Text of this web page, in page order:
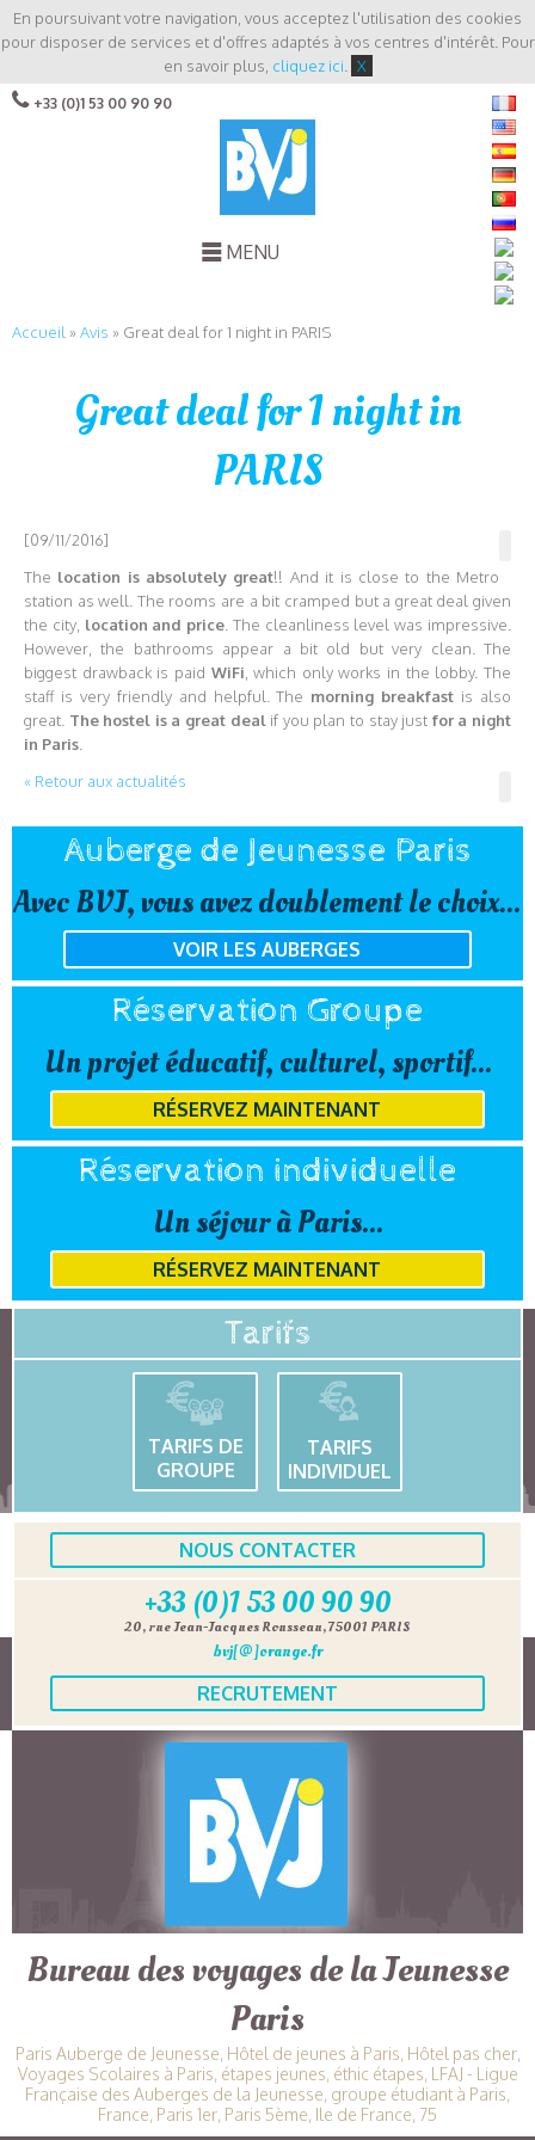
En poursuivant votre navigation, vous acceptez l'utilisation des cookies
pour disposer de services et d'offres adaptés à vos centres d'intérêt. Pour
en savoir plus, cliquez ici X
+33 (0)1 53 00 90 90
MENU
Accueil »Avis » Great deal for 1 night in PARIS
Great deal for 1 night in
PARIS
[09/11/2016]
The location is absolutely great!! And it is close to the Metro
station as well. The rooms are a bit cramped but a great deal given
the city, location and price. The cleanliness level was impressive.
However, the bathrooms appear a bit old but very clean. The
biggest drawback is paid WiFi, which only works in the lobby. The
staff is very friendly and helpful. The morning breakfast is also
great. The hostel is a great dealif you plan to stay just for a night
in Paris.
« Retour aux actualités
Auberge de Jeunesse Paris
Avec BVJ, vous avez doublement le choix...
VOIR LES AUBERGES
Réservation Groupe
Un projet éducatif, culturel, sportif...
RÉSERVEZ MAINTENANT
Réservation individuelle
Un séjour à Paris...
RÉSERVEZ MAINTENANT
Tarifs
TARIFS DE
GROUPE
TARIFS
INDIVIDUEL
NOUS CONTACTER
+33 (0)1 53 00 90 90
20, rue Jean-Jacques Rousseau, 75001 PARIS
bvj[@]orange.fr
RECRUTEMENT
Bureau des voyages de la Jeunesse
Paris
Paris Auberge de Jeunesse, Hôtel de jeunes à Paris, Hôtel pas cher,
Voyages Scolaires à Paris, étapes jeunes, éthic étapes, LFAJ - Ligue
Française des Auberges de la Jeunesse, groupe étudiant à Paris,
France, Paris 1er, Paris 5ème, Ile de France, 75